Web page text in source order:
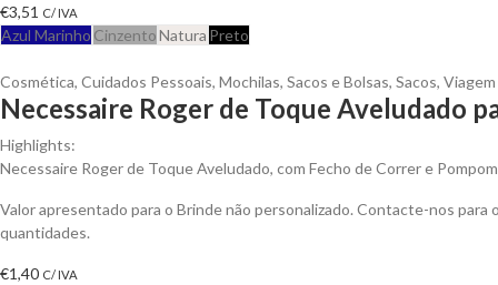
€3,51 C/ IVA
Azul Marinho CinzentoNatura Preto
Cosmética, Cuidados Pessoais, Mochilas, Sacos e Bolsas, Sacos, Viagem
Necessaire Roger de Toque Aveludado
Highlights:
Necessaire Roger de Toque Aveludado, com Fecho de Correr e
Valor apresentado para o Brinde não personalizado. Contacte-nos
quantidades.
€1,40 C/ IVA